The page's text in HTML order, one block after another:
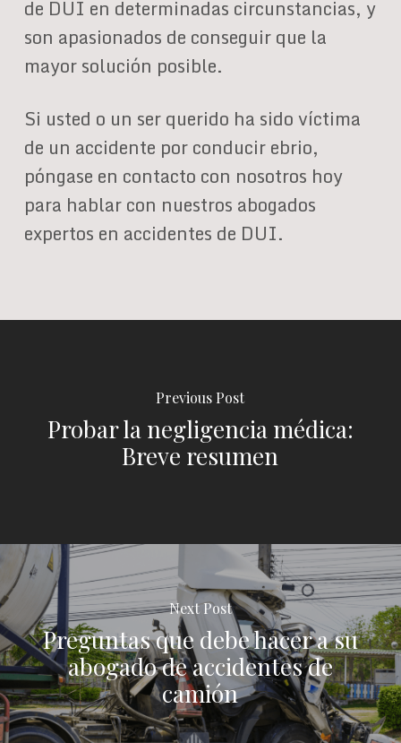
de DUI en determinadas circunstancias, y
son apasionados de conseguir que la
mayor solución posible.
Si usted o un ser querido ha sido víctima
de un accidente por conducir ebrio,
póngase en contacto con nosotros hoy
para hablar con nuestros abogados
expertos en accidentes de DUI.
Previous Post
Probar la negligencia médica:
Breve resumen
Next Post
Preguntas que debe hacer a su
abogado de accidentes de
camión